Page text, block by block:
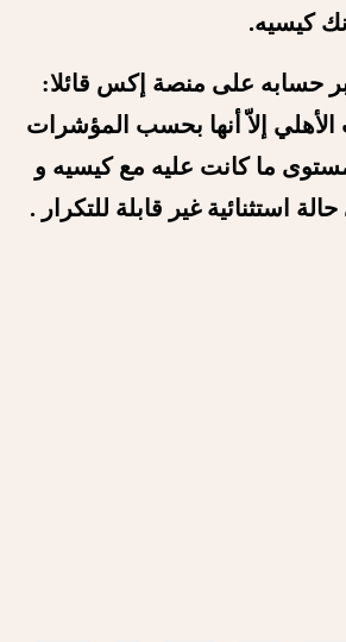
كيسيه.
حسابه على منصة إكس قائلا:
مهما كانت خيارات ‎الأهلي إلاّ أنها بحسب المؤشرات
المبدئية لن تصل مستوى ما كانت عليه مع ‎كيسيه و